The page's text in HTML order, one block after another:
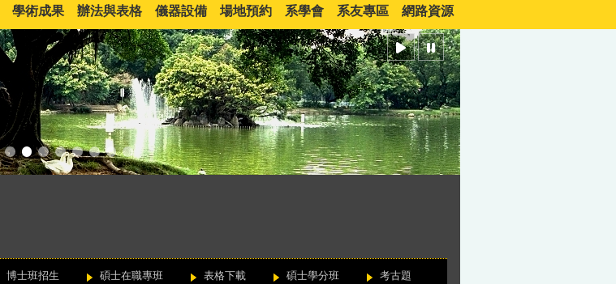
學術成果 辦法與表格 儀器設備 場地預約 系學會 系友專區 網路資源
博士班招生 碩士在職專班 表格下載 碩士學分班 考古題